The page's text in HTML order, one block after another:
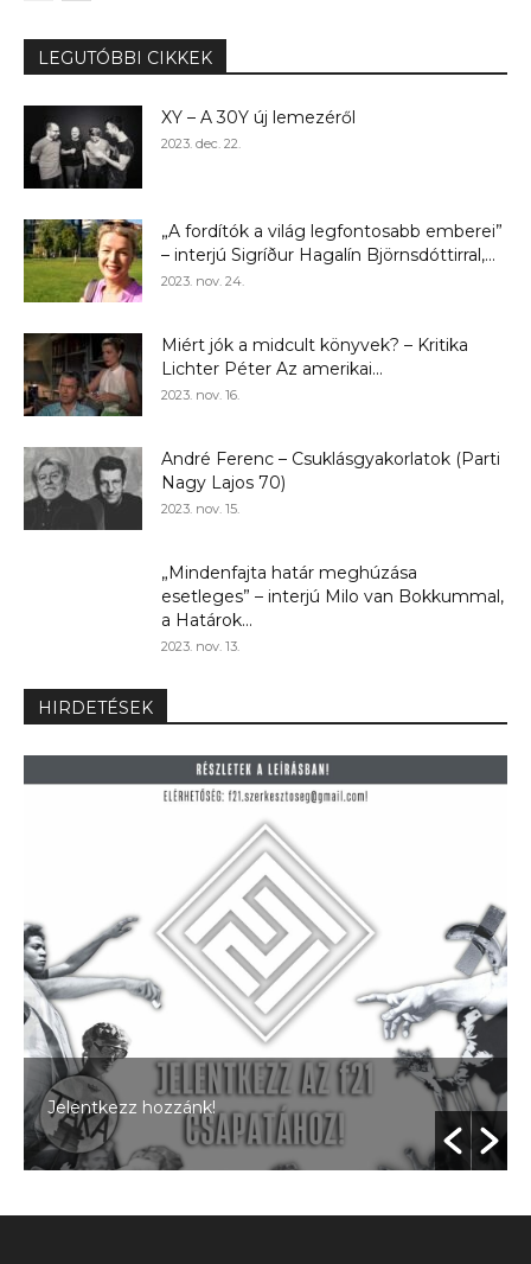
LEGUTÓBBI CIKKEK
XY – A 30Y új lemezéről
2023. dec. 22.
„A fordítók a világ legfontosabb emberei”
– interjú Sigríður Hagalín Björnsdóttirral,...
2023. nov. 24.
Miért jók a midcult könyvek? – Kritika
Lichter Péter Az amerikai...
2023. nov. 16.
André Ferenc – Csuklásgyakorlatok (Parti
Nagy Lajos 70)
2023. nov. 15.
„Mindenfajta határ meghúzása
esetleges” – interjú Milo van Bokkummal,
a Határok...
2023. nov. 13.
HIRDETÉSEK
A kovászos kenyérsztori egyenesen a sütőből